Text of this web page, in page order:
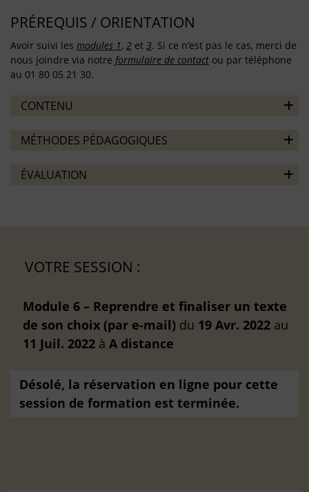
PRÉREQUIS / ORIENTATION
Avoir suivi les modules 1, 2 et 3. Si ce n’est pas le cas, merci de
nous joindre via notre formulaire de contact ou par téléphone
au 01 80 05 21 30.
CONTENU
MÉTHODES PÉDAGOGIQUES
ÉVALUATION
VOTRE SESSION :
Module 6 – Reprendre et finaliser un texte
de son choix (par e-mail) du 19 Avr. 2022 au
11 Juil. 2022 à A distance
Désolé, la réservation en ligne pour cette
session de formation est terminée.